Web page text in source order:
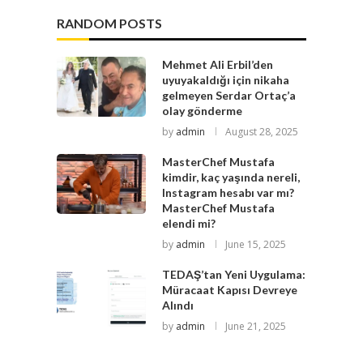
RANDOM POSTS
Mehmet Ali Erbil’den
uyuyakaldığı için nikaha
gelmeyen Serdar Ortaç’a
olay gönderme
by admin August 28, 2025
MasterChef Mustafa
kimdir, kaç yaşında nereli,
Instagram hesabı var mı?
MasterChef Mustafa
elendi mi?
by admin June 15, 2025
TEDAŞ’tan Yeni Uygulama:
Müracaat Kapısı Devreye
Alındı
by admin June 21, 2025